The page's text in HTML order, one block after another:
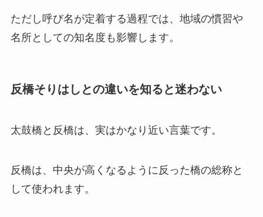
ただし呼び名が定着する過程では、地域の慣習や
名所としての知名度も影響します。
反橋そりはしとの違いを知ると迷わない
太鼓橋と反橋は、実はかなり近い言葉です。
反橋は、中央が高くなるように反った橋の総称と
して使われます。